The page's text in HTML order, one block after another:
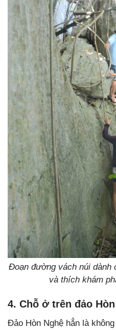
Đoạn đường vách núi dành
và thích khám
4. Chỗ ở trên đảo
Đảo Hòn Nghệ hẳn là